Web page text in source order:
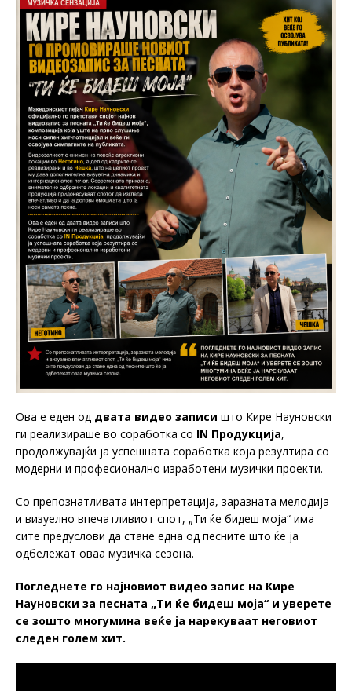
Ова е еден од двата видео записи што Кире Науновски
ги реализираше во соработка со IN Продукција,
продолжувајќи ја успешната соработка која резултира со
модерни и професионално изработени музички проекти.
Со препознатливата интерпретација, заразната мелодија
и визуелно впечатливиот спот, „Ти ќе бидеш моја“ има
сите предуслови да стане една од песните што ќе ја
одбележат оваа музичка сезона.
Погледнете го најновиот видео запис на Кире
Науновски за песната „Ти ќе бидеш моја“ и уверете
се зошто многумина веќе ја нарекуваат неговиот
следен голем хит.